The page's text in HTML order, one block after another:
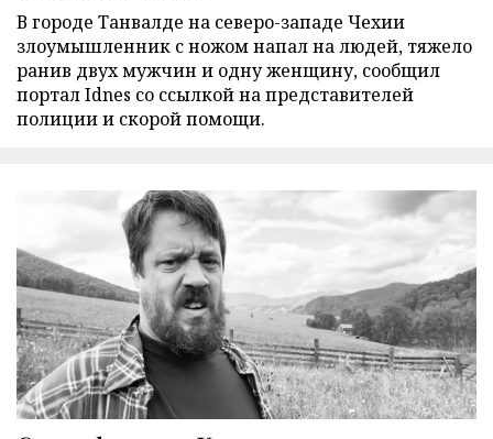
В городе Танвалде на северо-западе Чехии
злоумышленник с ножом напал на людей, тяжело
ранив двух мужчин и одну женщину, сообщил
портал Idnes со ссылкой на представителей
полиции и скорой помощи.